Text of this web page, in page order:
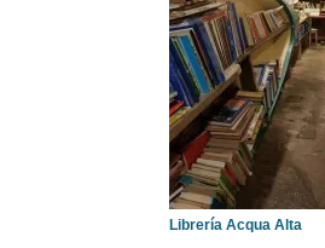
Librería Acqua Alta